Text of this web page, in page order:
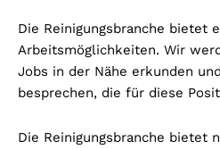
Die Reinigungsbranche bietet
Arbeitsmöglichkeiten. Wir
Jobs in der Nähe erkunden
besprechen, die für diese
Die Reinigungsbranche bietet